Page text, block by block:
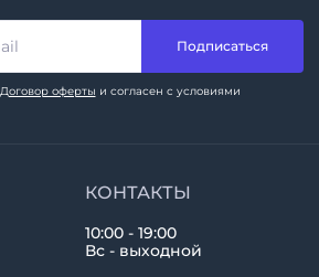
Подписаться
Договор оферты и согласен с условиями
КОНТАКТЫ
10:00 - 19:00
Вс - выходной